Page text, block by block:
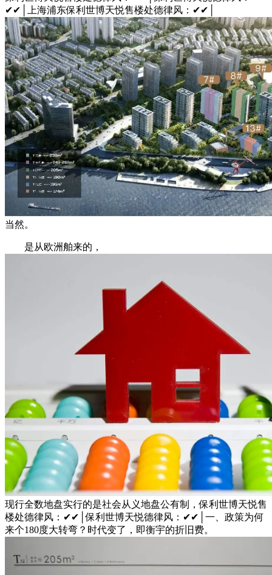
✔✔│上海浦东保利世博天悦售楼处德律风：✔✔│
当然。
是从欧洲舶来的，
现行全数地盘实行的是社会从义地盘公有制，保利世博天悦售
楼处德律风：✔✔│保利世博天悦德律风：✔✔│一、政策为何
来个180度大转弯？时代变了，即衡宇的折旧费。